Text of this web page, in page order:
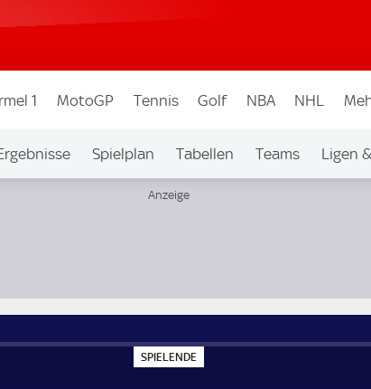
1 MotoGP Tennis Golf NBA NHL
Spielplan Tabellen Teams Ligen
SPIELENDE
P